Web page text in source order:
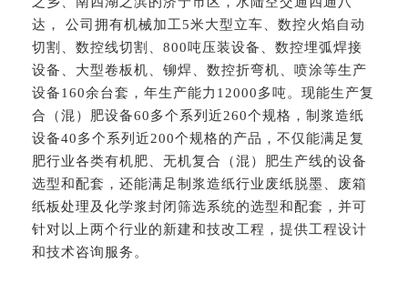
达， 公司拥有机械加工5米大型立车、数控火焰自动
切割、数控线切割、800吨压装设备、数控埋弧焊接
设备、大型卷板机、铆焊、数控折弯机、喷涂等生产
设备160余台套，年生产能力12000多吨。现能生产复
合（混）肥设备60多个系列近260个规格，制浆造纸
设备40多个系列近200个规格的产品，不仅能满足复
肥行业各类有机肥、无机复合（混）肥生产线的设备
选型和配套，还能满足制浆造纸行业废纸脱墨、废箱
纸板处理及化学浆封闭筛选系统的选型和配套，并可
针对以上两个行业的新建和技改工程，提供工程设计
和技术咨询服务。